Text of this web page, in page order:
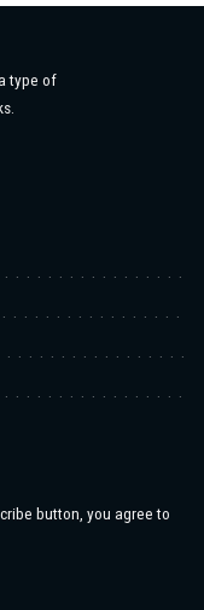
type of
button, you agree to